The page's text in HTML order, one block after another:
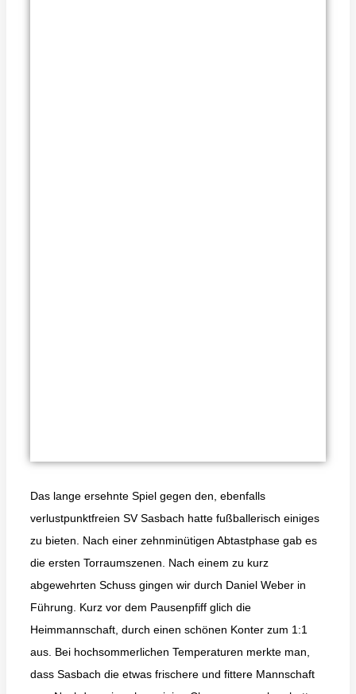
Das lange ersehnte Spiel gegen den, ebenfalls
verlustpunktfreien SV Sasbach hatte fußballerisch einiges
zu bieten. Nach einer zehnminütigen Abtastphase gab es
die ersten Torraumszenen. Nach einem zu kurz
abgewehrten Schuss gingen wir durch Daniel Weber in
Führung. Kurz vor dem Pausenpfiff glich die
Heimmannschaft, durch einen schönen Konter zum 1:1
aus. Bei hochsommerlichen Temperaturen merkte man,
dass Sasbach die etwas frischere und fittere Mannschaft